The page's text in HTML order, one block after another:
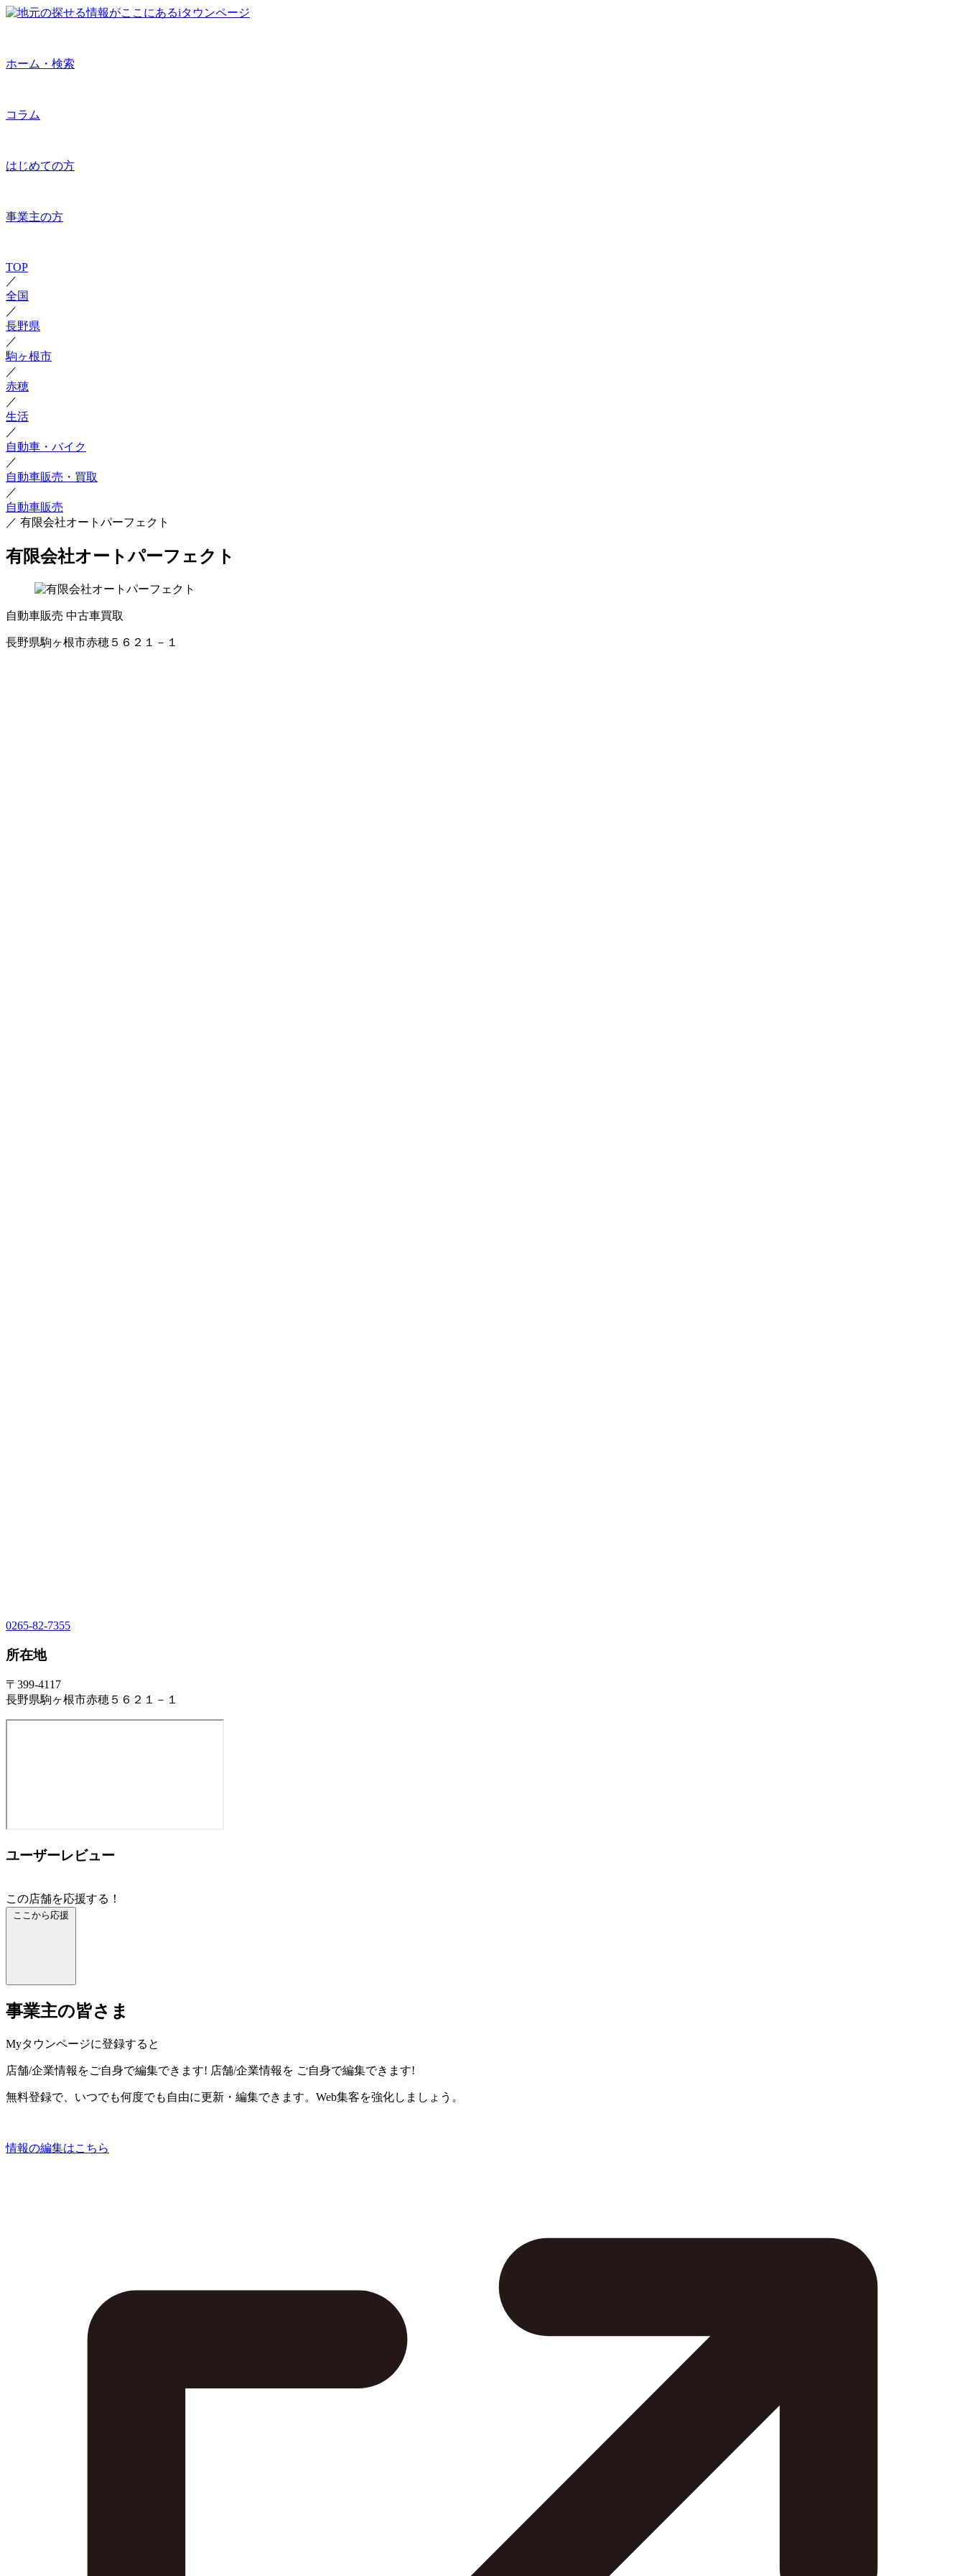
ホーム・検索
コラム
はじめての方
事業主の方
TOP
／
全国
／
長野県
／
駒ヶ根市
／
赤穂
／
生活
／
自動車・バイク
／
自動車販売・買取
／
自動車販売
／ 有限会社オートパーフェクト
有限会社オートパーフェクト
自動車販売 中古車買取
長野県駒ヶ根市赤穂５６２１－１
0265-82-7355
所在地
〒399-4117
長野県駒ヶ根市赤穂５６２１－１
ユーザーレビュー
この店舗を応援する！
ここから応援
事業主の皆さま
Myタウンページに登録すると
店舗/企業情報をご自身で編集できます! 店舗/企業情報を ご自身で編集できます!
無料登録で、いつでも何度でも自由に更新・編集できます。Web集客を強化しましょう。
情報の編集はこちら